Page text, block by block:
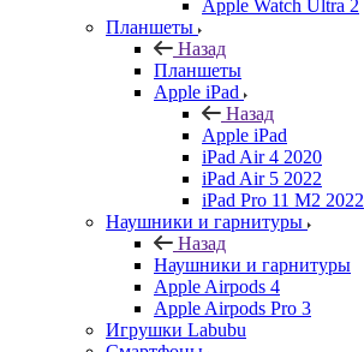
Apple Watch Ultra 2
Планшеты
Назад
Планшеты
Apple iPad
Назад
Apple iPad
iPad Air 4 2020
iPad Air 5 2022
iPad Pro 11 M2 2022
Наушники и гарнитуры
Назад
Наушники и гарнитуры
Apple Airpods 4
Apple Airpods Pro 3
Игрушки Labubu